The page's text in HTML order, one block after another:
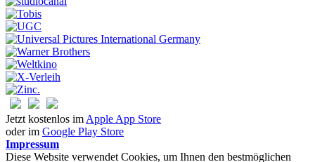
Jetzt kostenlos im Apple App Store
oder im Google Play Store
Impressum
Diese Website verwendet Cookies, um Ihnen den bestmöglichen